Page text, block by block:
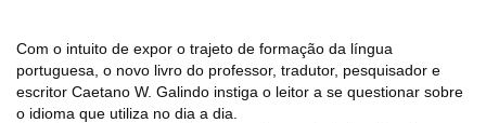
Com o intuito de expor o trajeto de formação da língua
portuguesa, o novo livro do professor, tradutor, pesquisador e
escritor Caetano W. Galindo instiga o leitor a se questionar sobre
o idioma que utiliza no dia a dia.